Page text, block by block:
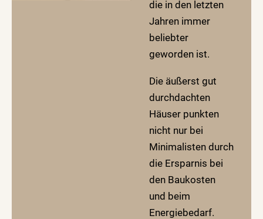
die in den letzten
Jahren immer
beliebter
geworden ist.
Die äußerst gut
durchdachten
Häuser punkten
nicht nur bei
Minimalisten durch
die Ersparnis bei
den Baukosten
und beim
Energiebedarf.